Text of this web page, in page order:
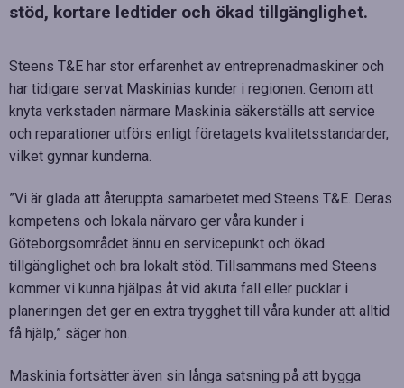
stöd, kortare ledtider och ökad tillgänglighet.
Steens T&E har stor erfarenhet av entreprenadmaskiner och
har tidigare servat Maskinias kunder i regionen. Genom att
knyta verkstaden närmare Maskinia säkerställs att service
och reparationer utförs enligt företagets kvalitetsstandarder,
vilket gynnar kunderna.
”Vi är glada att återuppta samarbetet med Steens T&E. Deras
kompetens och lokala närvaro ger våra kunder i
Göteborgsområdet ännu en servicepunkt och ökad
tillgänglighet och bra lokalt stöd. Tillsammans med Steens
kommer vi kunna hjälpas åt vid akuta fall eller pucklar i
planeringen det ger en extra trygghet till våra kunder att alltid
få hjälp,” säger hon.
Maskinia fortsätter även sin långa satsning på att bygga